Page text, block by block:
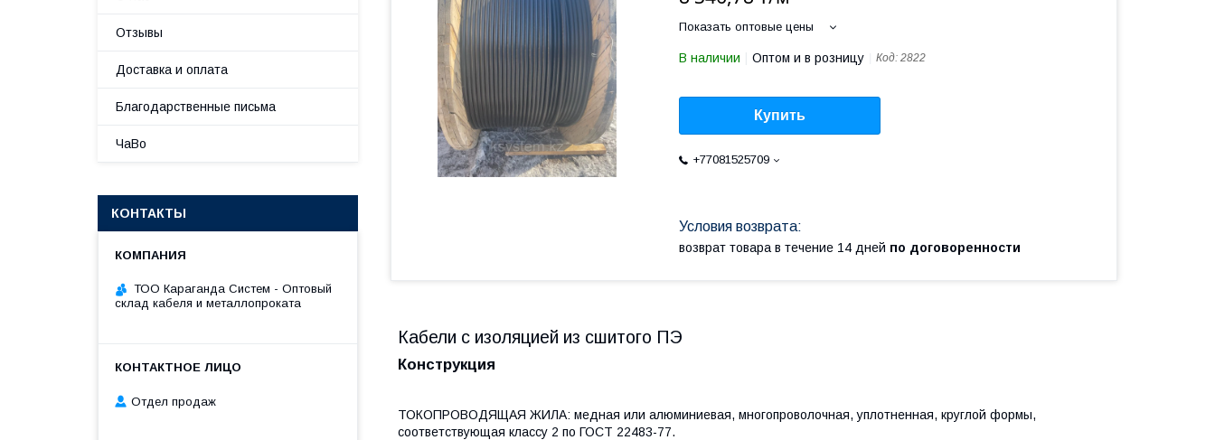
Показать оптовые цены
В наличии Оптом и в розницу Код: 2822
Купить
+77081525709
возврат товара в течение 14 дней по договоренности
Кабели с изоляцией из сшитого ПЭ
Конструкция
ТОКОПРОВОДЯЩАЯ ЖИЛА: медная или алюминиевая, многопроволочная, уплотненная, круглой формы,
соответствующая классу 2 по ГОСТ 22483-77.
Отзывы
Доставка и оплата
Благодарственные письма
ЧаВо
КОНТАКТЫ
ТОО Караганда Систем - Оптовый
склад кабеля и металлопроката
Отдел продаж